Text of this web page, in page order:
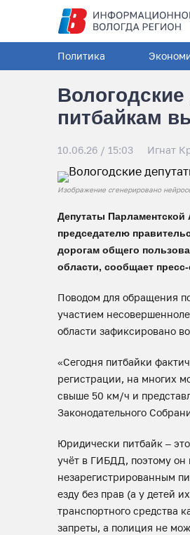
Политика
питбайкам
10.06.26 / 15:03 Игнат
Изображение сгенерировано
Депутаты
председателю
дорогам общего
области, сообщает
Поводом для обращения
участием
области зафиксировано
«Сегодня питбайки
регистрации, на многих
свыше 50 км/ч и
Законодательного
Юридически питбайк –
учёт в ГИБДД, поэтому он
незарегистрированным
езду без прав (а у детей
транспортного средства
запреты, а полиция не